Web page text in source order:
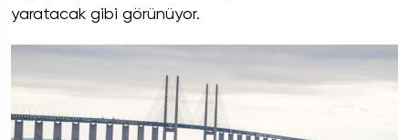
yaratacak gibi görünüyor.